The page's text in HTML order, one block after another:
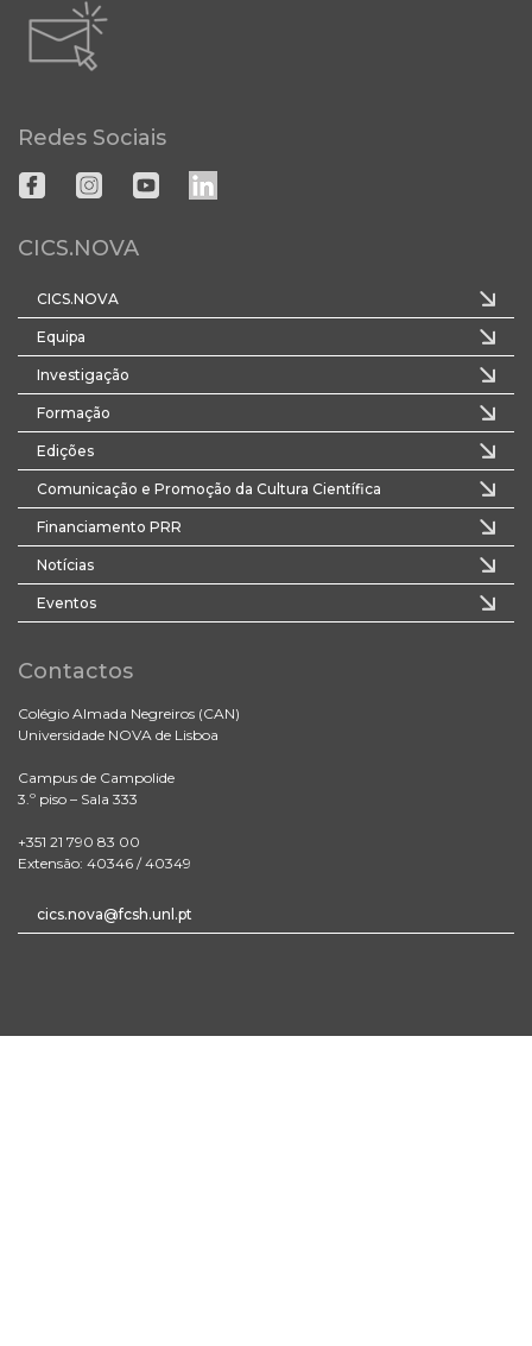
Redes Sociais
CICS.NOVA
CICS.NOVA
Equipa
Investigação
Formação
Edições
Comunicação e Promoção da Cultura Científica
Financiamento PRR
Notícias
Eventos
Contactos
Colégio Almada Negreiros (CAN)
Universidade NOVA de Lisboa
Campus de Campolide
3.º piso – Sala 333
+351 21 790 83 00
Extensão: 40346 / 40349
cics.nova@fcsh.unl.pt